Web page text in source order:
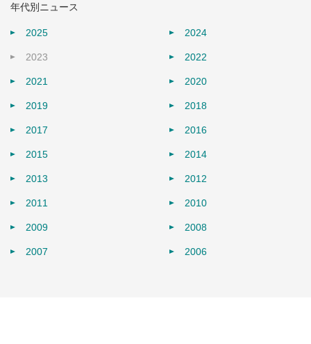
年代別ニュース
2025 2024
2023 2022
2021 2020
2019 2018
2017 2016
2015 2014
2013 2012
2011 2010
2009 2008
2007 2006